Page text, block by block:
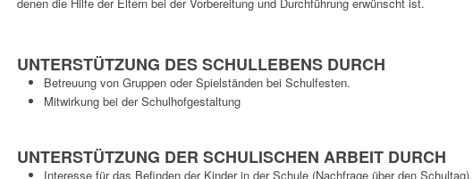
UNTERSTÜTZUNG DES SCHULLEBENS DURCH
Betreuung von Gruppen oder Spielständen bei Schulfesten.
Mitwirkung bei der Schulhofgestaltung
UNTERSTÜTZUNG DER SCHULISCHEN ARBEIT DURCH
Interesse für das Befinden der Kinder in der Schule (Nachfrage über den Schultag),